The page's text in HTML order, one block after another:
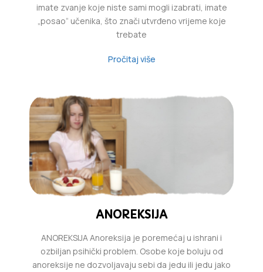
imate zvanje koje niste sami mogli izabrati, imate
„posao“ učenika, što znači utvrđeno vrijeme koje
trebate
Pročitaj više
ANOREKSIJA
ANOREKSIJA Anoreksija je poremećaj u ishrani i
ozbiljan psihički problem. Osobe koje boluju od
anoreksije ne dozvoljavaju sebi da jedu ili jedu jako